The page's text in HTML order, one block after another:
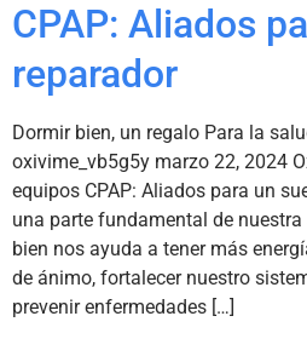
CPAP: Aliados
reparador
Dormir bien, un regalo Para la
oxivime_vb5g5y marzo 22, 2024
equipos CPAP: Aliados para un
una parte fundamental de
bien nos ayuda a tener más
de ánimo, fortalecer nuestro
prevenir enfermedades […]